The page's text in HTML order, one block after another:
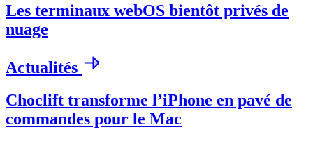
Les terminaux webOS bientôt privés de
nuage
Actualités
Choclift transforme l’iPhone en pavé de
commandes pour le Mac